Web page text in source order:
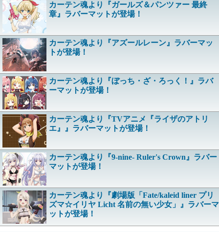
カーテン魂より『ガールズ＆パンツァー 最終
章』ラバーマットが登場！
カーテン魂より『アズールレーン』ラバーマッ
トが登場！
カーテン魂より『ぼっち・ざ・ろっく！』ラバ
ーマットが登場！
カーテン魂より『TVアニメ『ライザのアトリ
エ』』ラバーマットが登場！
カーテン魂より『9-nine- Ruler's Crown』ラバー
マットが登場！
カーテン魂より『劇場版「Fate/kaleid liner プリ
ズマ☆イリヤ Licht 名前の無い少女」』ラバーマ
ットが登場！